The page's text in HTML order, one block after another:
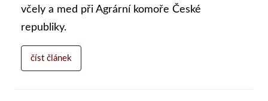
včely a med při Agrární komoře České
republiky.
číst článek